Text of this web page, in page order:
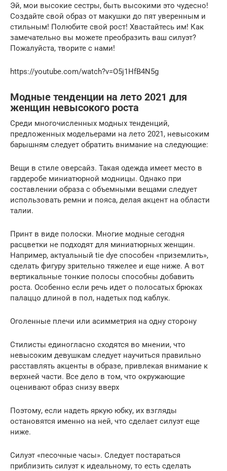
Эй, мои высокие сестры, быть высокими это чудесно!
Создайте свой образ от макушки до пят уверенным и
стильным! Полюбите свой рост! Хвастайтесь им! Как
замечательно вы можете преобразить ваш силуэт?
Пожалуйста, творите с нами!
https://youtube.com/watch?v=O5j1HfB4N5g
Модные тенденции на лето 2021 для
женщин невысокого роста
Среди многочисленных модных тенденций,
предложенных модельерами на лето 2021, невысоким
барышням следует обратить внимание на следующие:
Вещи в стиле оверсайз. Такая одежда имеет место в
гардеробе миниатюрной модницы. Однако при
составлении образа с объемными вещами следует
использовать ремни и пояса, делая акцент на области
талии.
Принт в виде полоски. Многие модные сегодня
расцветки не подходят для миниатюрных женщин.
Например, актуальный tie dye способен «приземлить»,
сделать фигуру зрительно тяжелее и еще ниже. А вот
вертикальные тонкие полосы способны добавить
роста. Особенно если речь идет о полосатых брюках
палаццо длиной в пол, надетых под каблук.
Оголенные плечи или асимметрия на одну сторону
Стилисты единогласно сходятся во мнении, что
невысоким девушкам следует научиться правильно
расставлять акценты в образе, привлекая внимание к
верхней части. Все дело в том, что окружающие
оценивают образ снизу вверх
Поэтому, если надеть яркую юбку, их взгляды
остановятся именно на ней, что сделает силуэт еще
ниже.
Силуэт «песочные часы». Следует постараться
приблизить силуэт к идеальному, то есть сделать